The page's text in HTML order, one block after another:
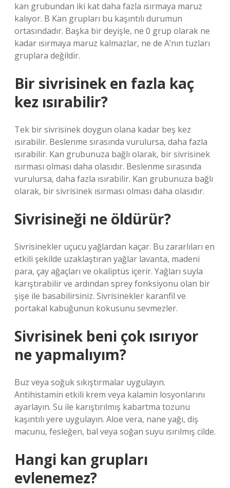
kan grubundan iki kat daha fazla ısırmaya maruz
kalıyor. B Kan grupları bu kaşıntılı durumun
ortasındadır. Başka bir deyişle, ne 0 grup olarak ne
kadar ısırmaya maruz kalmazlar, ne de A’nın tuzları
gruplara değildir.
Bir sivrisinek en fazla kaç
kez ısırabilir?
Tek bir sivrisinek doygun olana kadar beş kez
ısırabilir. Beslenme sırasında vurulursa, daha fazla
ısırabilir. Kan grubunuza bağlı olarak, bir sivrisinek
ısırması olması daha olasıdır. Beslenme sırasında
vurulursa, daha fazla ısırabilir. Kan grubunuza bağlı
olarak, bir sivrisinek ısırması olması daha olasıdır.
Sivrisineği ne öldürür?
Sivrisinekler uçucu yağlardan kaçar. Bu zararlıları en
etkili şekilde uzaklaştıran yağlar lavanta, madeni
para, çay ağaçları ve okaliptüs içerir. Yağları suyla
karıştırabilir ve ardından sprey fonksiyonu olan bir
şişe ile basabilirsiniz. Sivrisinekler karanfil ve
portakal kabuğunun kokusunu sevmezler.
Sivrisinek beni çok ısırıyor
ne yapmalıyım?
Buz veya soğuk sıkıştırmalar uygulayın.
Antihistamin etkili krem ​​veya kalamin losyonlarını
ayarlayın. Su ile karıştırılmış kabartma tozunu
kaşıntılı yere uygulayın. Aloe vera, nane yağı, diş
macunu, fesleğen, bal veya soğan suyu ısırılmış cilde.
Hangi kan grupları
evlenemez?